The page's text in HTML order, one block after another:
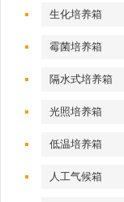
生化培养箱
霉菌培养箱
隔水式培养箱
光照培养箱
低温培养箱
人工气候箱